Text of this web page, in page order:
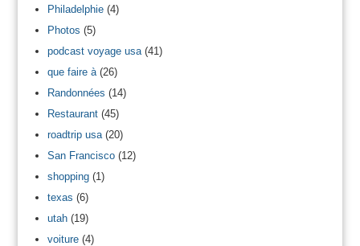
Philadelphie(4)
Photos (5)
podcast voyage usa(41)
que faire à(26)
Randonnées (14)
Restaurant(45)
roadtrip usa(20)
San Francisco(12)
shopping(1)
texas (6)
utah(19)
voiture(4)